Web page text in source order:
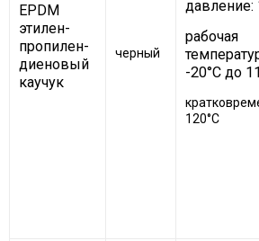
EPDM
этилен-
пропилен-
диеновый
каучук
черный
давление:
рабочая
-20°C до
120°C